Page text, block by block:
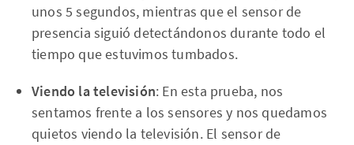
unos 5 segundos, mientras que el sensor de
presencia siguió detectándonos durante todo el
tiempo que estuvimos tumbados.
Viendo la televisión: En esta prueba, nos
sentamos frente a los sensores y nos quedamos
quietos viendo la televisión. El sensor de